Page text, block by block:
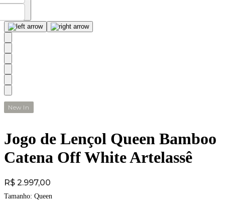
New In
Jogo de Lençol Queen Bamboo
Catena Off White Artelassê
Price:
R$ 2.997,00
Tamanho: Queen